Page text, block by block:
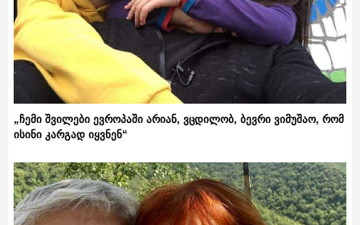
„ჩემი შვილები ევროპაში არიან, ვცდილობ, ბევრი ვიმუშაო, რომ
ისინი კარგად იყვნენ“